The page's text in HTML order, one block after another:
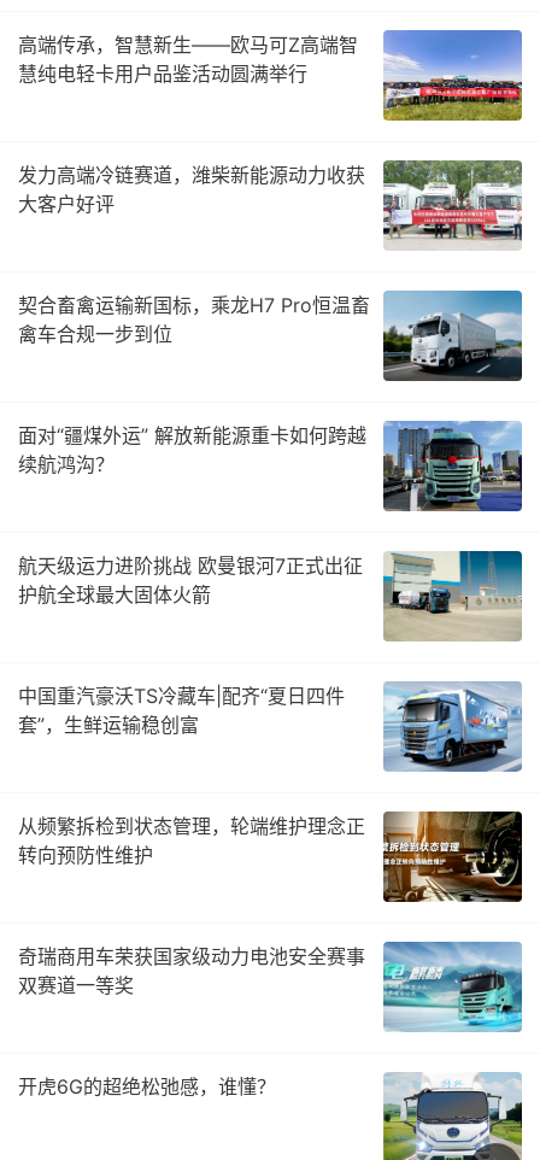
高端传承，智慧新生——欧马可Z高端智
慧纯电轻卡用户品鉴活动圆满举行
发力高端冷链赛道，潍柴新能源动力收获
大客户好评
契合畜禽运输新国标，乘龙H7 Pro恒温畜
禽车合规一步到位
面对“疆煤外运” 解放新能源重卡如何跨越
续航鸿沟？
航天级运力进阶挑战 欧曼银河7正式出征
护航全球最大固体火箭
中国重汽豪沃TS冷藏车|配齐“夏日四件
套”，生鲜运输稳创富
从频繁拆检到状态管理，轮端维护理念正
转向预防性维护
奇瑞商用车荣获国家级动力电池安全赛事
双赛道一等奖
开虎6G的超绝松弛感，谁懂？